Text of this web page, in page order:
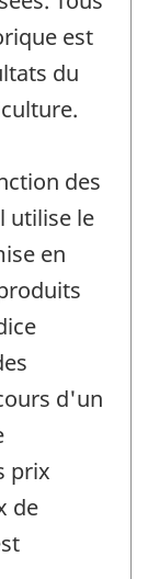
est
du
des
utilise le
en
d'un
prix
de